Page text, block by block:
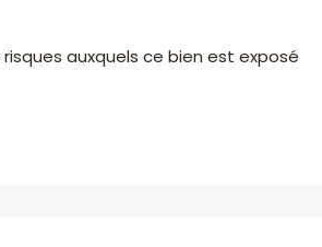
auxquels ce bien est exposé